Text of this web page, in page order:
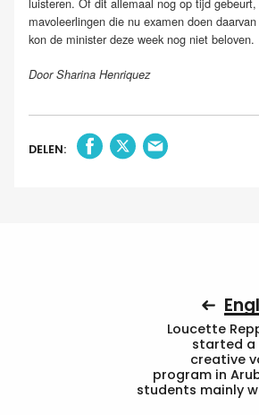
mavoleerlingen die nu examen doen
kon de minister deze week nog niet beloven.
Door Sharina Henriquez
DELEN:
Loucette
started a
creative
program in
students mainly